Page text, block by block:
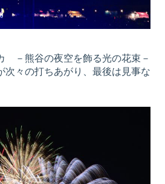
－熊谷の夜空を飾る光の花束－
次々の打ちあがり、最後は見事な